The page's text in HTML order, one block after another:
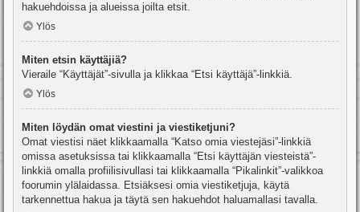
hakuehdoissa ja alueissa joilta etsit.
Ylös
Miten etsin käyttäjiä?
Vieraile “Käyttäjät”-sivulla ja klikkaa “Etsi käyttäjä”-linkkiä.
Ylös
Miten löydän omat viestini ja viestiketjuni?
Omat viestisi näet klikkaamalla “Katso omia viestejäsi”-linkkiä
omissa asetuksissa tai klikkaamalla “Etsi käyttäjän viesteistä”-
linkkiä omalla profiilisivullasi tai klikkaamalla “Pikalinkit”-valikkoa
foorumin ylälaidassa. Etsiäksesi omia viestiketjuja, käytä
tarkennettua hakua ja täytä sen hakuehdot haluamallasi tavalla.